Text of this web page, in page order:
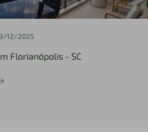
12/2025
Florianópolis - SC